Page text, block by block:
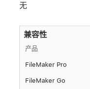
无
兼容性
产品
FileMaker Pro
FileMaker Go